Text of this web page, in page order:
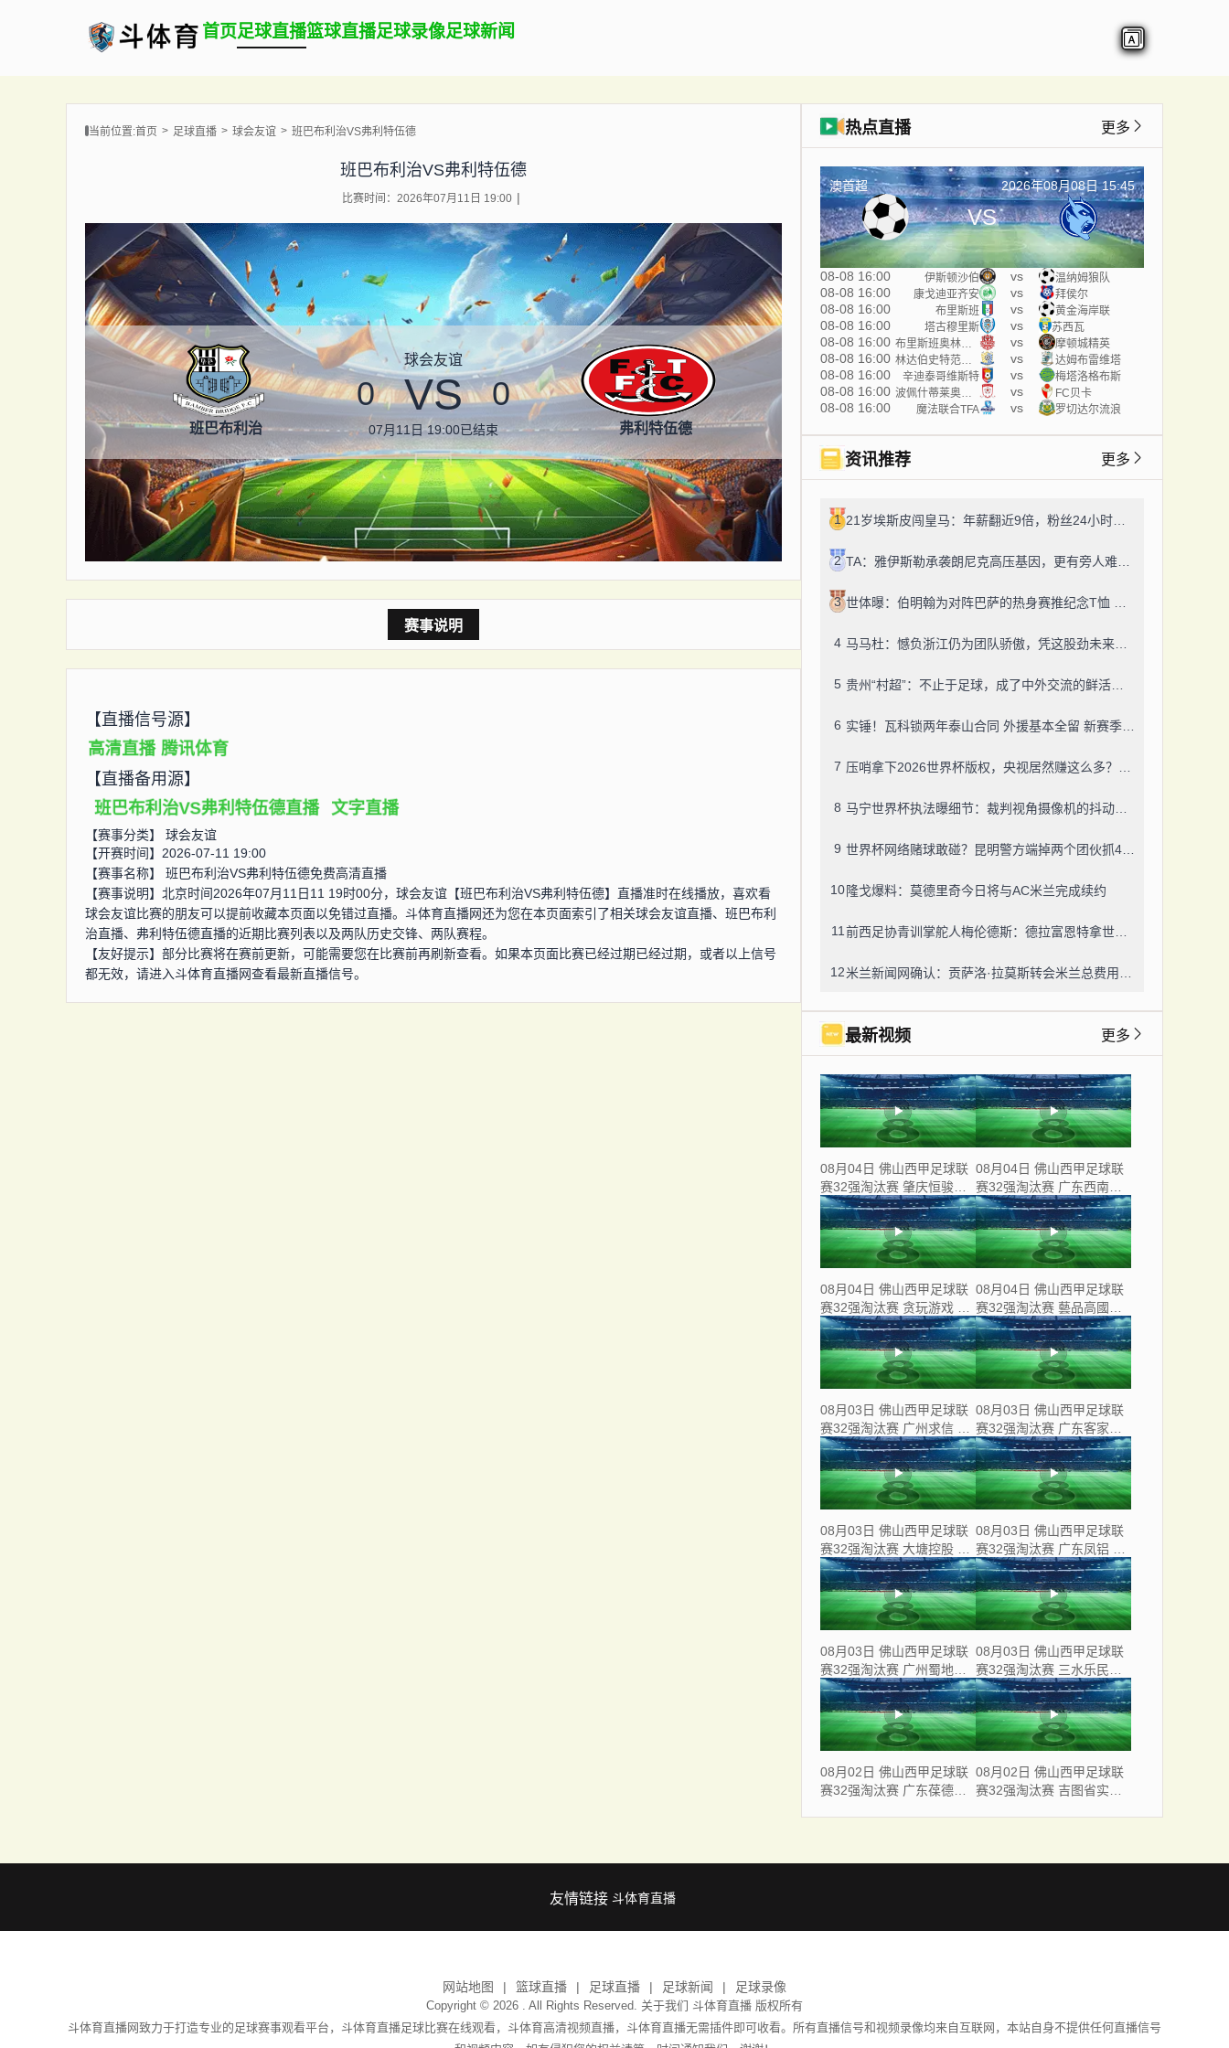
首页足球直播篮球直播足球录像足球新闻
当前位置:首页 足球直播 球会友谊 班巴布利治VS弗利特伍德
班巴布利治VS弗利特伍德
比赛时间：2026年07月11日 19:00
班巴布利治
球会友谊
0 VS 0
07月11日 19:00已结束 弗利特伍德
赛事说明
【直播信号源】
高清直播 腾讯体育
【直播备用源】
班巴布利治VS弗利特伍德直播 文字直播
【赛事分类】 球会友谊
【开赛时间】2026-07-11 19:00
【赛事名称】 班巴布利治VS弗利特伍德免费高清直播
【赛事说明】北京时间2026年07月11日11 19时00分，球会友谊【班巴布利治VS弗利特伍德】直播准时在线播放，喜欢看
球会友谊比赛的朋友可以提前收藏本页面以免错过直播。斗体育直播网还为您在本页面索引了相关球会友谊直播、班巴布利
治直播、弗利特伍德直播的近期比赛列表以及两队历史交锋、两队赛程。
【友好提示】部分比赛将在赛前更新，可能需要您在比赛前再刷新查看。如果本页面比赛已经过期已经过期，或者以上信号
都无效，请进入斗体育直播网查看最新直播信号。
热点直播 更多
澳首超 2026年08月08日 15:45
VS
08-08 16:00 伊斯顿沙伯 vs 温纳姆狼队
08-08 16:00 康戈迪亚齐安 vs 拜侯尔
08-08 16:00 布里斯班 vs 黄金海岸联
08-08 16:00 塔古穆里斯 vs 苏西瓦
08-08 16:00 vs 摩顿城精英
08-08 16:00 vs 达姆布雷维塔
08-08 16:00 辛迪泰哥维斯特 vs 梅塔洛格布斯
08-08 16:00 vs FC贝卡
08-08 16:00 魔法联合TFA vs 罗切达尔流浪
资讯推荐 更多
1
2
3
4
5
6
7
8
9
10隆戈爆料：莫德里奇今日将与AC米兰完成续约
11
12
最新视频 更多
08月04日 佛山西甲足球联
赛32强淘汰赛 肇庆恒骏成
VS 三七互娱 全场录像
08月04日 佛山西甲足球联
赛32强淘汰赛 广东西南建
设 VS 香港圣徒 全场录像
08月04日 佛山西甲足球联
赛32强淘汰赛 贪玩游戏 VS
美的薪火 全场录像
08月04日 佛山西甲足球联
赛32强淘汰赛 藝品高國際
VS 湛江狂狼·粵辉能源 全
场录像
08月03日 佛山西甲足球联
赛32强淘汰赛 广州求信 VS
顺德新青年 全场录像
08月03日 佛山西甲足球联
赛32强淘汰赛 广东客家青
年 VS 广州英华思力U17 全
场录像
08月03日 佛山西甲足球联
赛32强淘汰赛 大塘控股 VS
茂名市点都得 全场录像
08月03日 佛山西甲足球联
赛32强淘汰赛 广东凤铝 VS
湛江八部科技 全场录像
08月03日 佛山西甲足球联
赛32强淘汰赛 广州蜀地红
VS 广州戴拿模 全场录像
08月03日 佛山西甲足球联
赛32强淘汰赛 三水乐民兴
健力宝 VS 中国澳门澳科精
英 全场录像
08月02日 佛山西甲足球联
赛32强淘汰赛 广东葆德澳
08月02日 佛山西甲足球联
赛32强淘汰赛 吉图省实青
友情链接 斗体育直播
网站地图 篮球直播 足球直播 足球新闻 足球录像
Copyright © 2026 . All Rights Reserved. 关于我们 斗体育直播 版权所有
斗体育直播网致力于打造专业的足球赛事观看平台，斗体育直播足球比赛在线观看，斗体育高清视频直播，斗体育直播无需插件即可收看。所有直播信号和视频录像均来自互联网，本站自身不提供任何直播信号